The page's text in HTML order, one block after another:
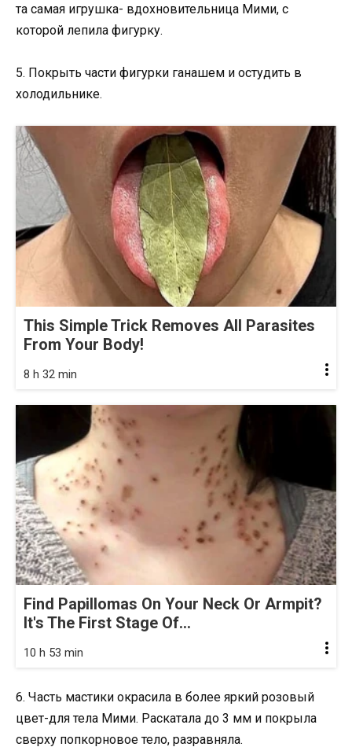
та самая игрушка- вдохновительница Мими, с
которой лепила фигурку.
5. Покрыть части фигурки ганашем и остудить в
холодильнике.
This Simple Trick Removes All Parasites
From Your Body!
8 h 32 min
Find Papillomas On Your Neck Or Armpit?
It's The First Stage Of...
10 h 53 min
6. Часть мастики окрасила в более яркий розовый
цвет-для тела Мими. Раскатала до 3 мм и покрыла
сверху попкорновое тело, разравняла.